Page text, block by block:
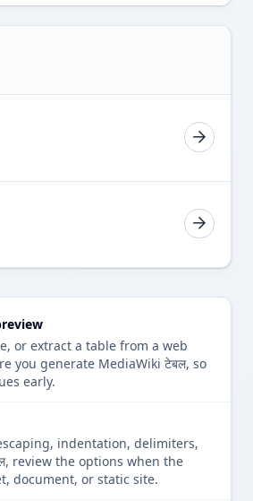
or extract a table from a web
you generate MediaWiki टेबल, so
early.
indentation, delimiters,
review the options when the
document, or static site.